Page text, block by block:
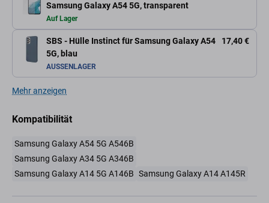
Samsung Galaxy A54 5G, transparent
Auf Lager
SBS - Hülle Instinct für Samsung Galaxy A54
5G, blau
17,40 €
AUSSENLAGER
Mehr anzeigen
Kompatibilität
Samsung Galaxy A54 5G A546B
Samsung Galaxy A34 5G A346B
Samsung Galaxy A14 5G A146B Samsung Galaxy A14 A145R